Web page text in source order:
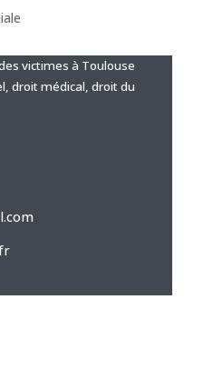
droit médical, droit du